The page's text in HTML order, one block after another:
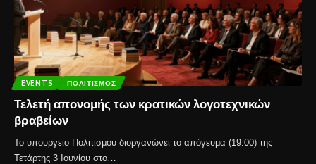
EVENTS ΠΟΛΙΤΙΣΜΌΣ
Τελετή απονομής των κρατικών λογοτεχνικών
βραβείων
Το υπουργείο Πολιτισμού διοργανώνει το απόγευμα (19.00) της
Τετάρτης 3 Ιουνίου στο…